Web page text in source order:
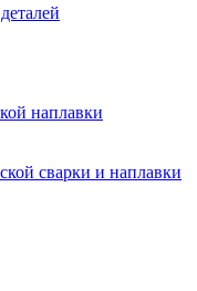
наплавки
сварки и наплавки